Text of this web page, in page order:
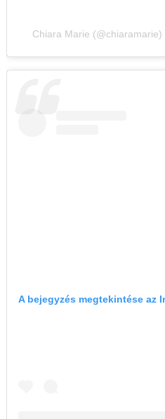
Chiara Marie
A bejegyzés megtekintése az